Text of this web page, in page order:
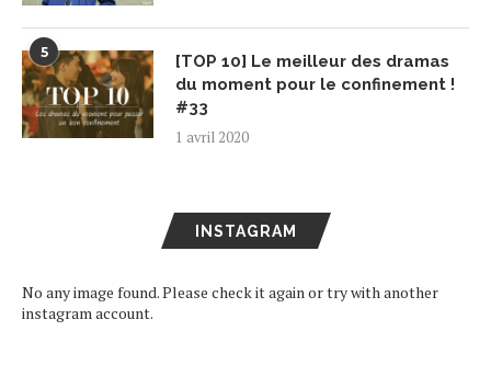
5
[TOP 10] Le meilleur des dramas
du moment pour le confinement !
#33
1 avril 2020
INSTAGRAM
No any image found. Please check it again or try with another
instagram account.